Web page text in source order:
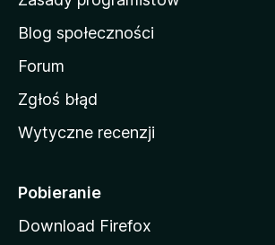
r
T
h
r
e
a
M
o
z
l
i
Blog społeczności
Forum
Zgłoś błąd
Wytyczne recenzji
Pobieranie
Download Firefox